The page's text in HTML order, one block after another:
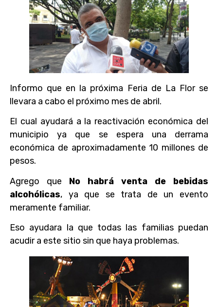
Informo que en la próxima Feria de La Flor se
llevara a cabo el próximo mes de abril.
El cual ayudará a la reactivación económica del
municipio ya que se espera una derrama
económica de aproximadamente 10 millones de
pesos.
Agrego que No habrá venta de bebidas
alcohólicas, ya que se trata de un evento
meramente familiar.
Eso ayudara la que todas las familias puedan
acudir a este sitio sin que haya problemas.